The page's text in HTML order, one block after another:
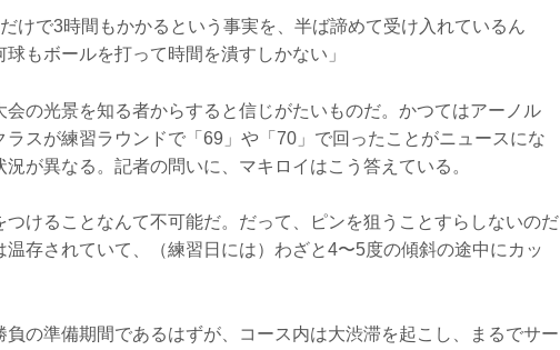
けで3時間もかかるという事実を、半ば諦めて受け入れているん
もボールを打って時間を潰すしかない」
会の光景を知る者からすると信じがたいものだ。かつてはアーノル
ラスが練習ラウンドで「69」や「70」で回ったことがニュースにな
が異なる。記者の問いに、マキロイはこう答えている。
つけることなんて不可能だ。だって、ピンを狙うことすらしないのだ
存されていて、（練習日には）わざと4〜5度の傾斜の途中にカッ
の準備期間であるはずが、コース内は大渋滞を起こし、まるでサー